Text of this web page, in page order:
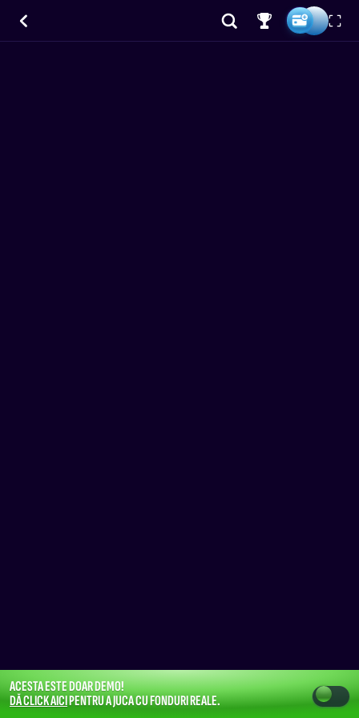
ACESTA ESTE DOAR DEMO!
DĂ CLICK AICIPENTRU A JUCA CU FONDURI REALE.